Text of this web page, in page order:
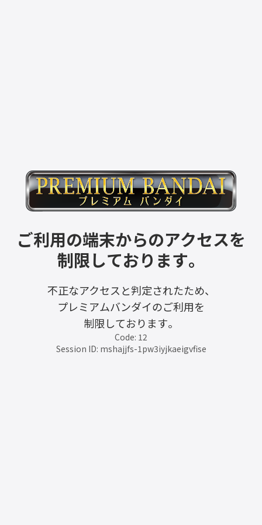
ご利用の端末からのアクセスを
制限しております。
不正なアクセスと判定されたため、
プレミアムバンダイのご利用を
制限しております。
Code: 12
Session ID: mshajjfs-1pw3iyjkaeigvfise